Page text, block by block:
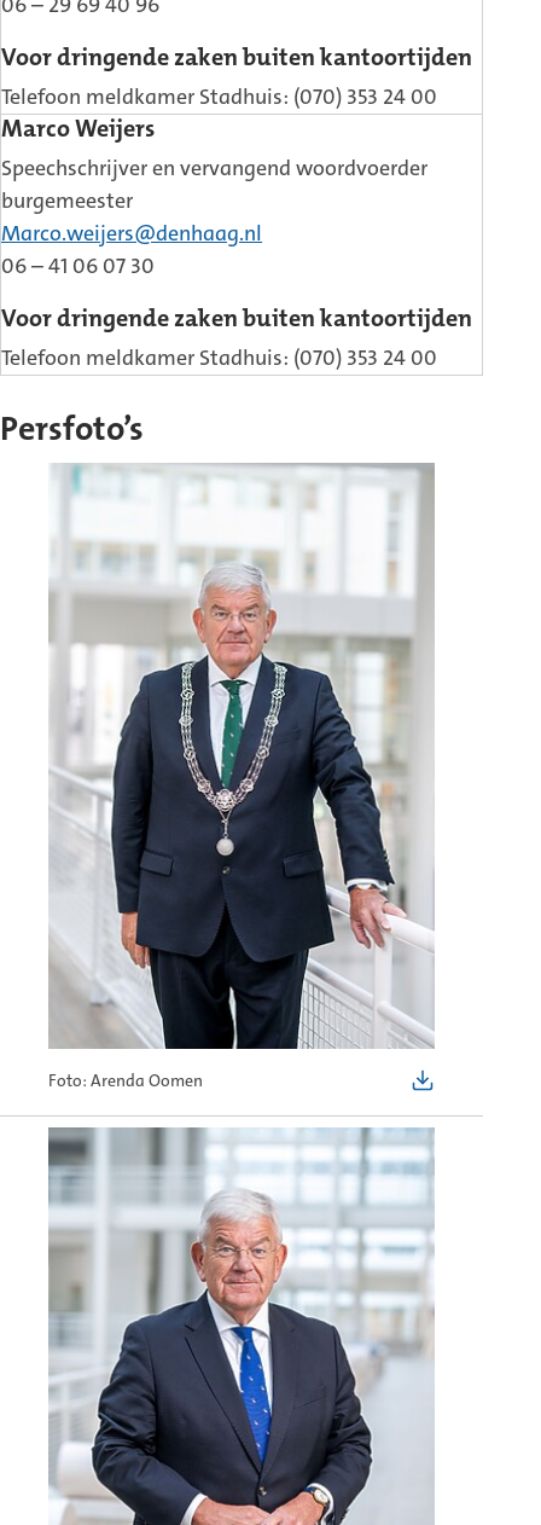
Voor dringende zaken buiten kantoortijden
Telefoon meldkamer Stadhuis: (070) 353 24 00
Marco Weijers
Speechschrijver en vervangend woordvoerder
burgemeester
Marco.weijers@denhaag.nl
06 – 41 06 07 30
Voor dringende zaken buiten kantoortijden
Telefoon meldkamer Stadhuis: (070) 353 24 00
Persfoto’s
Foto: Arenda Oomen